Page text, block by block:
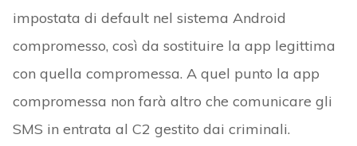
impostata di default nel sistema Android
compromesso, così da sostituire la app legittima
con quella compromessa. A quel punto la app
compromessa non farà altro che comunicare gli
SMS in entrata al C2 gestito dai criminali.